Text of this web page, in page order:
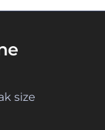
size